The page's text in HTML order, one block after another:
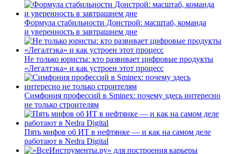
Формула стабильности Донстрой: масштаб, команда
и уверенность в завтрашнем дне
Не только юристы: кто развивает цифровые продукты
«Легалтэка» и как устроен этот процесс
Симфония профессий в Sminex: почему здесь интересно
не только строителям
Пять мифов об ИТ в нефтянке — и как на самом деле
работают в Nedra Digital